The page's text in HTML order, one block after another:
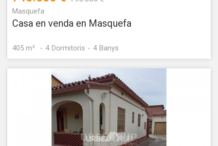
Masquefa
Casa en venda en Masquefa
405 m² 4 Dormitoris 4 Banys